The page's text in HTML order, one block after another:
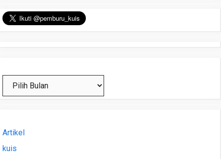
Arsip
Artikel
kuis